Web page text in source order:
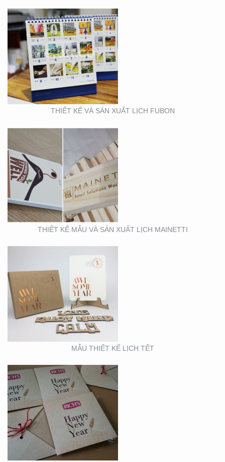
THIẾT KẾ VÀ SẢN XUẤT LỊCH FUBON
THIẾT KẾ MẪU VÀ SẢN
XUẤT LỊCH MAINETTI
THIẾT KẾ MẪU VÀ SẢN XUẤT LỊCH MAINETTI
MẪU THIẾT KẾ LỊCH
TẾT
MẪU THIẾT KẾ LỊCH TẾT
MẪU THIẾT KẾ THIỆP
TẾT RICHS
BOOTH TRIỂN LÃM
ACME (HỘI CHỢ VIFA)